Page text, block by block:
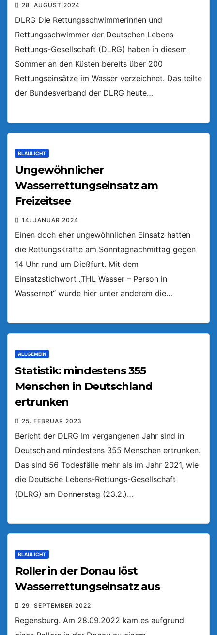
28. AUGUST 2024
DLRG Die Rettungsschwimmerinnen und
Rettungsschwimmer der Deutschen Lebens-
Rettungs-Gesellschaft (DLRG) haben in diesem
Sommer an den Küsten bereits über 200
Rettungseinsätze im Wasser verzeichnet. Das teilte
der Bundesverband der DLRG heute…
BLAULICHT
Ungewöhnlicher
Wasserrettungseinsatz am
Freizeitsee
14. JANUAR 2024
Einen doch eher ungewöhnlichen Einsatz hatten
die Rettungskräfte am Sonntagnachmittag gegen
14 Uhr rund um Dießfurt. Mit dem
Einsatzstichwort „THL Wasser – Person in
Wassernot“ wurde hier unter anderem die…
ALLGEMEIN
Statistik: mindestens 355
Menschen in Deutschland
ertrunken
25. FEBRUAR 2023
Bericht der DLRG Im vergangenen Jahr sind in
Deutschland mindestens 355 Menschen ertrunken.
Das sind 56 Todesfälle mehr als im Jahr 2021, wie
die Deutsche Lebens-Rettungs-Gesellschaft
(DLRG) am Donnerstag (23.2.)…
BLAULICHT
Roller in der Donau löst
Wasserrettungseinsatz aus
29. SEPTEMBER 2022
Regensburg. Am 28.09.2022 kam es aufgrund